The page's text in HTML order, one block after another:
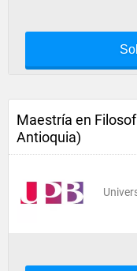
Maestría en
Antioquia)